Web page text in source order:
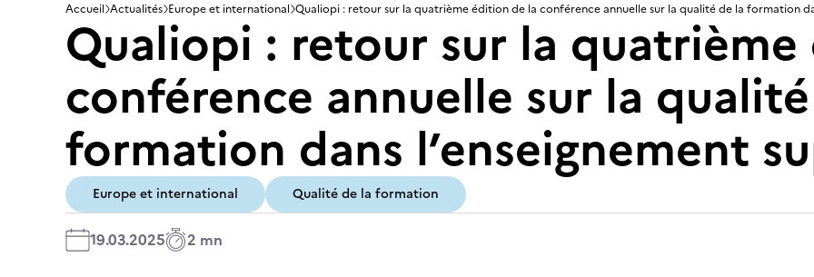
Accueil Actualités Europe et international Qualiopi : retour sur la quatrième édition de la conférence annuelle sur la qualité de la formation
Qualiopi : retour sur la
conférence annuelle sur la
formation dans l’enseignement
Europe et international Qualité de la formation
19.03.2025 2 mn